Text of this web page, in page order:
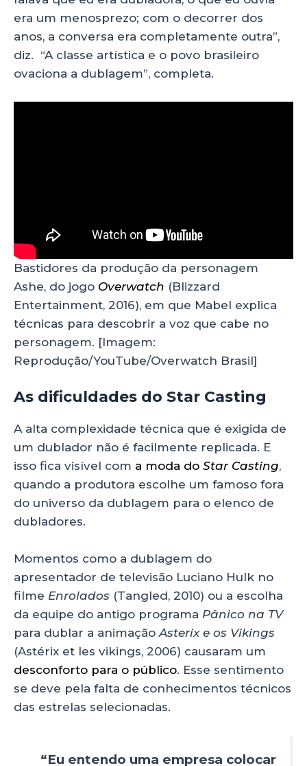
era um menosprezo; com o decorrer dos
anos, a conversa era completamente outra”,
diz. “A classe artística e o povo brasileiro
ovaciona a dublagem”, completa.
Bastidores da produção da personagem
Ashe, do jogo Overwatch (Blizzard
Entertainment, 2016), em que Mabel explica
técnicas para descobrir a voz que cabe no
personagem. [Imagem:
Reprodução/YouTube/Overwatch Brasil]
As dificuldades do Star Casting
A alta complexidade técnica que é exigida de
um dublador não é facilmente replicada. E
isso fica visível com a moda do Star Casting,
quando a produtora escolhe um famoso fora
do universo da dublagem para o elenco de
dubladores.
Momentos como a dublagem do
apresentador de televisão Luciano Hulk no
filme Enrolados (Tangled, 2010) ou a escolha
da equipe do antigo programa Pânico na TV
para dublar a animaçãoAsterix e os Vikings
(Astérix et les vikings, 2006) causaram um
desconforto para o público. Esse sentimento
se deve pela falta de conhecimentos técnicos
das estrelas selecionadas.
“Eu entendo uma empresa colocar